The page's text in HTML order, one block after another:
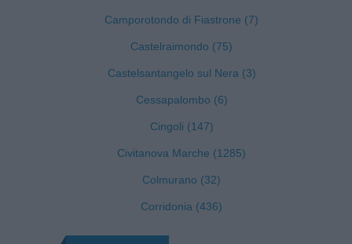
Camporotondo di Fiastrone (7)
Castelraimondo (75)
Castelsantangelo sul Nera (3)
Cessapalombo (6)
Cingoli (147)
Civitanova Marche (1285)
Colmurano (32)
Corridonia (436)